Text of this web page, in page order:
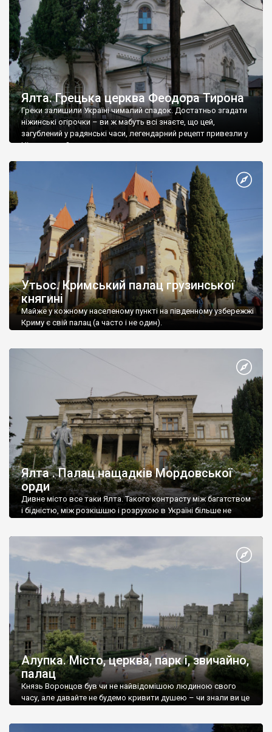
Ялта. Грецька церква Феодора Тирона
Греки залишили Україні чималий спадок. Достатньо згадати
ніжинські огірочки – ви ж мабуть всі знаєте, що цей,
загублений у радянські часи, легендарний рецепт привезли у
Ніжин греки?
Утьос. Кримський палац грузинської
княгині
Майже у кожному населеному пункті на південному узбережжі
Криму є свій палац (а часто і не один).
Ялта . Палац нащадків Мордовської
орди
Дивне місто все таки Ялта. Такого контрасту між багатством
і бідністю, між розкішшю і розрухою в Україні більше не
Алупка. Місто, церква, парк і, звичайно,
палац
Князь Воронцов був чи не найвідомішою людиною свого
часу, але давайте не будемо кривити душею – чи знали ви це